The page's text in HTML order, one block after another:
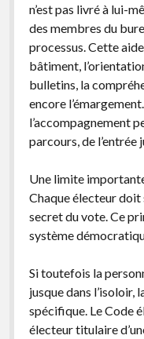
n’est pas livré à lui-
des membres du
processus. Cette
bâtiment,
bulletins, la
encore
l’accompagnement
parcours, de l’entrée
Une limite
Chaque électeur doit
secret du vote. Ce
système
Si toutefois la
jusque dans
spécifique. Le Code
électeur titulaire